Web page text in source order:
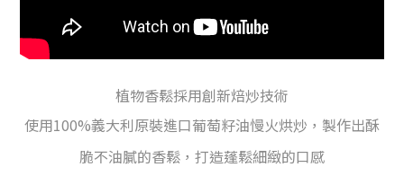
植物香鬆採用創新焙炒技術
使用100%義大利原裝進口葡萄籽油慢火烘炒 ，製作出酥
脆不油膩的香鬆， 打造蓬鬆細緻的口感